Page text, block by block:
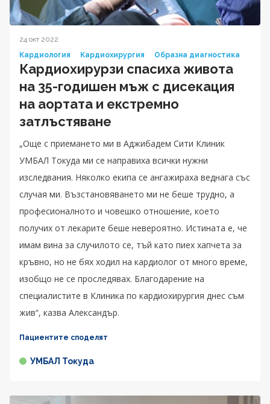
24 окт 2022
Кардиология
Кардиохирургия Образна диагностика
Кардиохирурзи спасиха живота
на 35-годишен мъж с дисекация
на аортата и екстремно
затлъстяване
„Още с приемането ми в Аджибадем Сити Клиник
УМБАЛ Токуда ми се направиха всички нужни
изследвания. Няколко екипа се ангажираха веднага със
случая ми. Възстановяването ми не беше трудно, а
професионалното и човешко отношение, което
получих от лекарите беше невероятно. Истината е, че
имам вина за случилото се, тъй като пиех хапчета за
кръвно, но не бях ходил на кардиолог от много време,
изобщо не се проследявах. Благодарение на
специалистите в Клиника по кардиохирургия днес съм
жив“, казва Александър.
Пациентите споделят
УМБАЛ Токуда